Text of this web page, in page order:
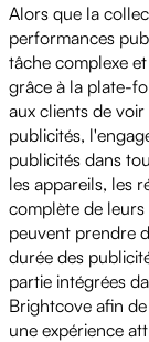
Alors que la
performances
tâche complexe
grâce à la plate-
aux clients de
publicités,
publicités dans
les appareils, les
complète de
peuvent prendre
durée des
partie intégrées
Brightcove afin
une expérience